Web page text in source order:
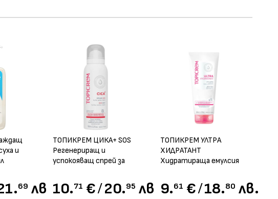
кросполимер,
семки.
лицето и тялото.
и подсушена кожа.
в
и
69 лв.
ТОПИКРЕМ ЦИКА+ SOS
Регенериращ и
успокояващ спрей за
10.71 €/20.95 лв.
ТОПИКРЕМ УЛТРА
ХИДРАТАНТ
Хидратираща емулсия
9.61 €/18.80 лв.